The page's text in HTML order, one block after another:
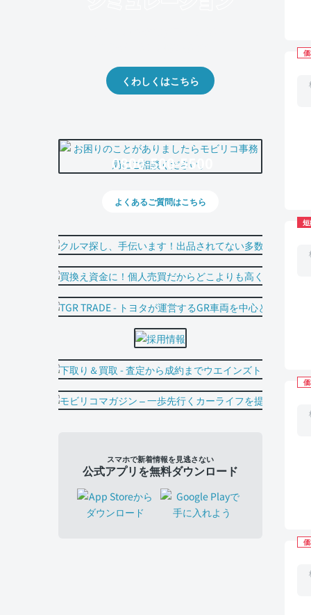
くわしくはこちら
0800-500-5500
よくあるご質問はこちら
スマホで新着情報を見逃さない
公式アプリを無料ダウンロード